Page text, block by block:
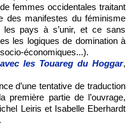
femmes occidentales traitant
des manifestes du féminisme
pays à s’unir, et ce sans
les logiques de domination à
économiques...).
les Touareg du Hoggar,
d’une tentative de traduction
première partie de l’ouvrage,
Leiris et Isabelle Eberhardt